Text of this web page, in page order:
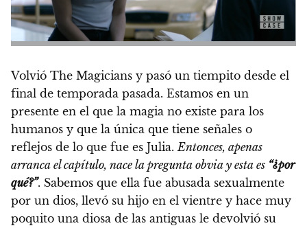
Volvió The Magicians y pasó un tiempito desde el
final de temporada pasada. Estamos en un
presente en el que la magia no existe para los
humanos y que la única que tiene señales o
reflejos de lo que fue es Julia. Entonces, apenas
arranca el capítulo, nace la pregunta obvia y esta es “¿por
qué?”. Sabemos que ella fue abusada sexualmente
por un dios, llevó su hijo en el vientre y hace muy
poquito una diosa de las antiguas le devolvió su